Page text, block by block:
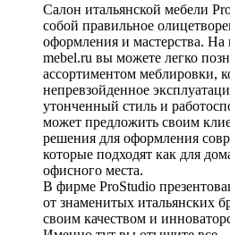
Салон итальянской мебели
собой правильное
оформления и мастерства. На
mebel.ru вы можете легко
ассортиментом меблировки,
непревзойденное
утонченный стиль и
может предложить своим
решения для оформления
которые подходят как для
офисного места.
В фирме ProStudio
от знаменитых итальянских
своим качеством и